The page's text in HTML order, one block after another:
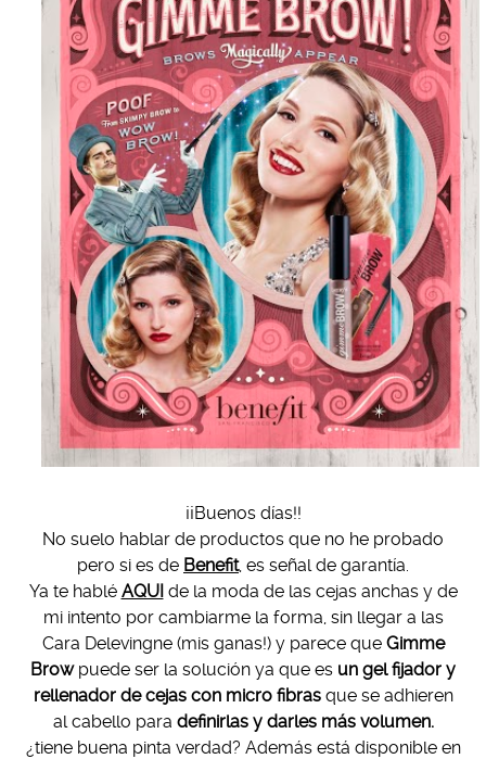
¡¡Buenos días!!
No suelo hablar de productos que no he probado
pero si es de Benefit, es señal de garantía.
Ya te hablé AQUI de la moda de las cejas anchas y de
mi intento por cambiarme la forma, sin llegar a las
Cara Delevingne (mis ganas!) y parece que Gimme
Browpuede ser la solución ya que es un gel fijador y
rellenador de cejas con micro fibrasque se adhieren
al cabello para definirlas y darles más volumen.
¿tiene buena pinta verdad? Además está disponible en